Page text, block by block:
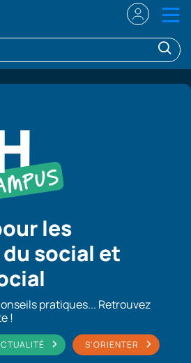
les
social et
pratiques... Retrouvez
!
S'ORIENTER